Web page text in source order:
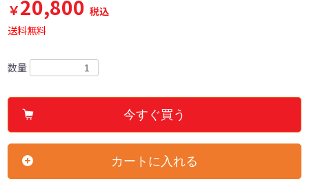
￥20,800 税込
送料無料
数量
今すぐ買う
カートに入れる